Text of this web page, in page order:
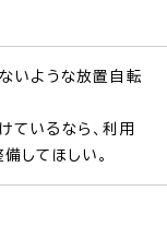
いような放置自転
いるなら、利用
してほしい。